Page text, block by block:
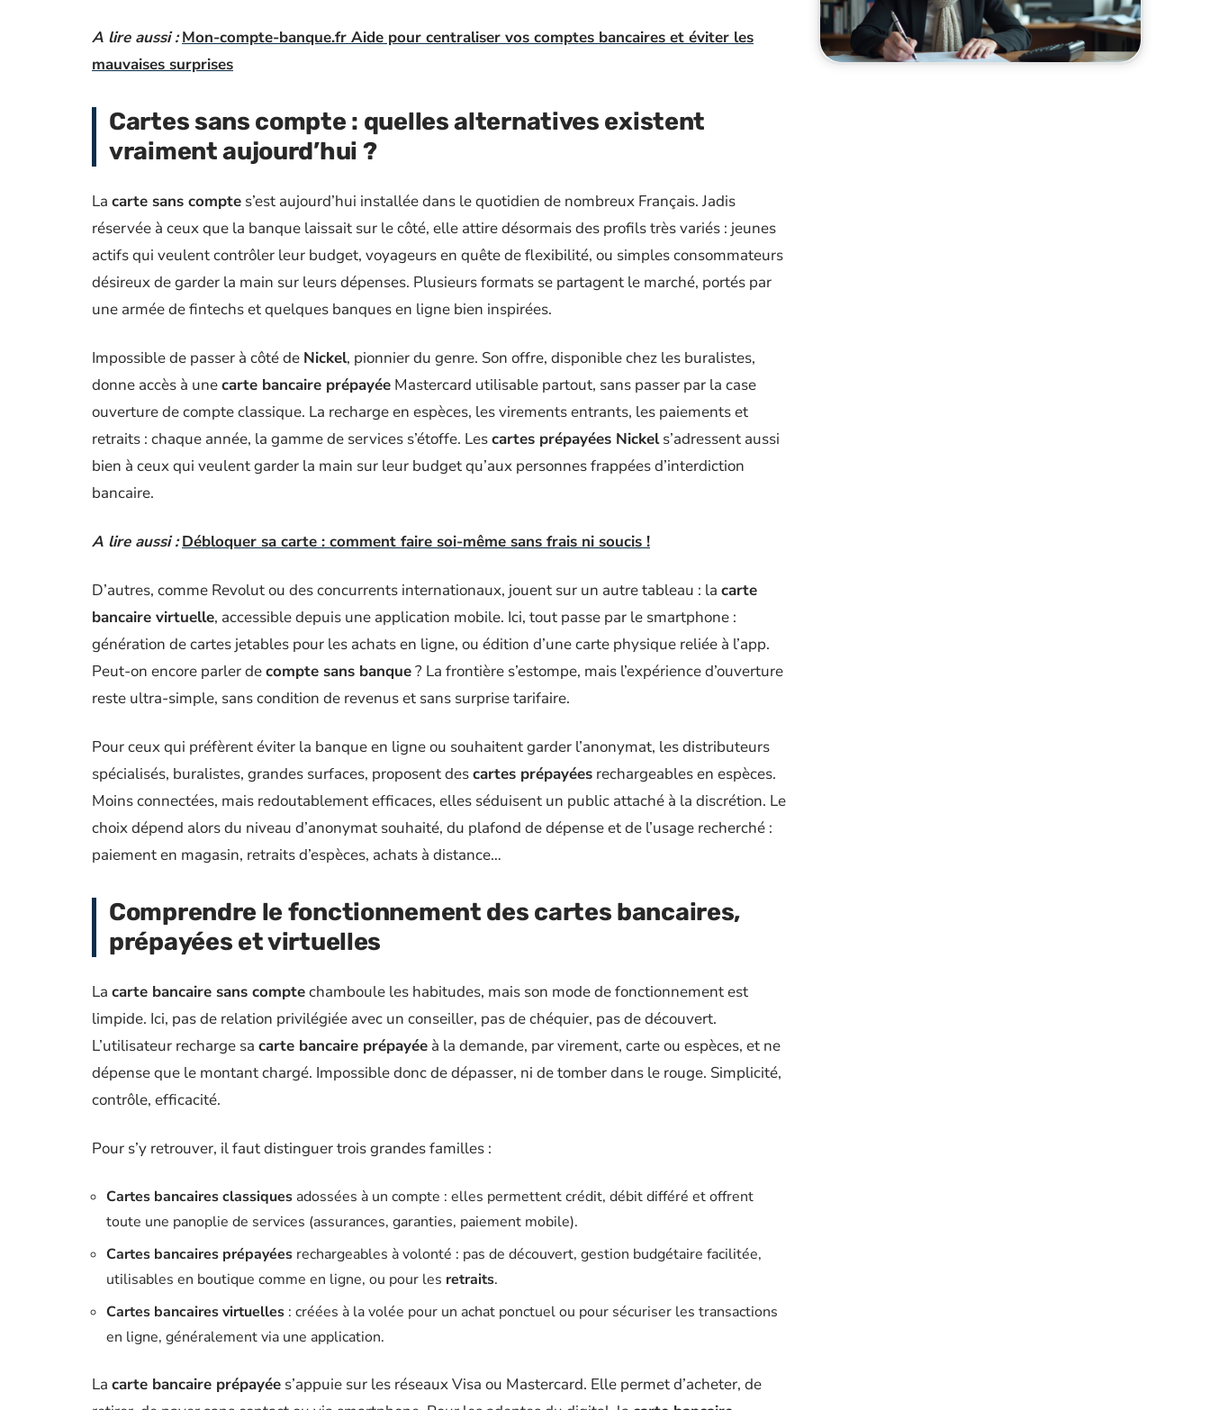
A lire aussi : Mon-compte-banque.fr Aide pour centraliser vos comptes bancaires et éviter les
mauvaises surprises
Cartes sans compte : quelles alternatives existent
vraiment aujourd’hui ?
La carte sans compte s’est aujourd’hui installée dans le quotidien de nombreux Français. Jadis
réservée à ceux que la banque laissait sur le côté, elle attire désormais des profils très variés : jeunes
actifs qui veulent contrôler leur budget, voyageurs en quête de flexibilité, ou simples consommateurs
désireux de garder la main sur leurs dépenses. Plusieurs formats se partagent le marché, portés par
une armée de fintechs et quelques banques en ligne bien inspirées.
Impossible de passer à côté de Nickel, pionnier du genre. Son offre, disponible chez les buralistes,
donne accès à unecarte bancaire prépayée Mastercard utilisable partout, sans passer par la case
ouverture de compte classique. La recharge en espèces, les virements entrants, les paiements et
retraits : chaque année, la gamme de services s’étoffe. Lescartes prépayées Nickels’adressent aussi
bien à ceux qui veulent garder la main sur leur budget qu’aux personnes frappées d’interdiction
bancaire.
A lire aussi : Débloquer sa carte : comment faire soi-même sans frais ni soucis !
D’autres, comme Revolut ou des concurrents internationaux, jouent sur un autre tableau : la carte
bancaire virtuelle, accessible depuis une application mobile. Ici, tout passe par le smartphone :
génération de cartes jetables pour les achats en ligne, ou édition d’une carte physique reliée à l’app.
Peut-on encore parler decompte sans banque? La frontière s’estompe, mais l’expérience d’ouverture
reste ultra-simple, sans condition de revenus et sans surprise tarifaire.
Pour ceux qui préfèrent éviter la banque en ligne ou souhaitent garder l’anonymat, les distributeurs
spécialisés, buralistes, grandes surfaces, proposent descartes prépayées rechargeables en espèces.
Moins connectées, mais redoutablement efficaces, elles séduisent un public attaché à la discrétion. Le
choix dépend alors du niveau d’anonymat souhaité, du plafond de dépense et de l’usage recherché :
paiement en magasin, retraits d’espèces, achats à distance…
Comprendre le fonctionnement des cartes bancaires,
prépayées et virtuelles
La carte bancaire sans comptechamboule les habitudes, mais son mode de fonctionnement est
limpide. Ici, pas de relation privilégiée avec un conseiller, pas de chéquier, pas de découvert.
L’utilisateur recharge sa carte bancaire prépayée à la demande, par virement, carte ou espèces, et ne
dépense que le montant chargé. Impossible donc de dépasser, ni de tomber dans le rouge. Simplicité,
contrôle, efficacité.
Pour s’y retrouver, il faut distinguer trois grandes familles :
Cartes bancaires classiques adossées à un compte : elles permettent crédit, débit différé et offrent
toute une panoplie de services (assurances, garanties, paiement mobile).
Cartes bancaires prépayées rechargeables à volonté : pas de découvert, gestion budgétaire facilitée,
utilisables en boutique comme en ligne, ou pour les retraits.
Cartes bancaires virtuelles : créées à la volée pour un achat ponctuel ou pour sécuriser les transactions
en ligne, généralement via une application.
La carte bancaire prépayée s’appuie sur les réseaux Visa ou Mastercard. Elle permet d’acheter, de